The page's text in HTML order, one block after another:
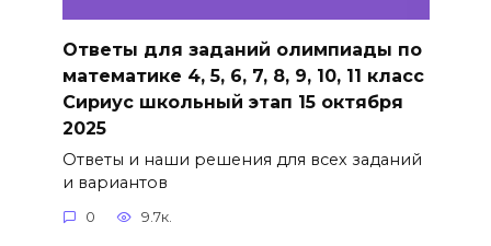
Ответы для заданий олимпиады по
математике 4, 5, 6, 7, 8, 9, 10, 11 класс
Сириус школьный этап 15 октября
2025
Ответы и наши решения для всех заданий
и вариантов
0 9.7к.